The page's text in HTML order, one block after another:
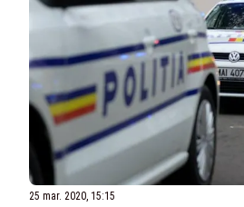
25 mar. 2020, 15:15